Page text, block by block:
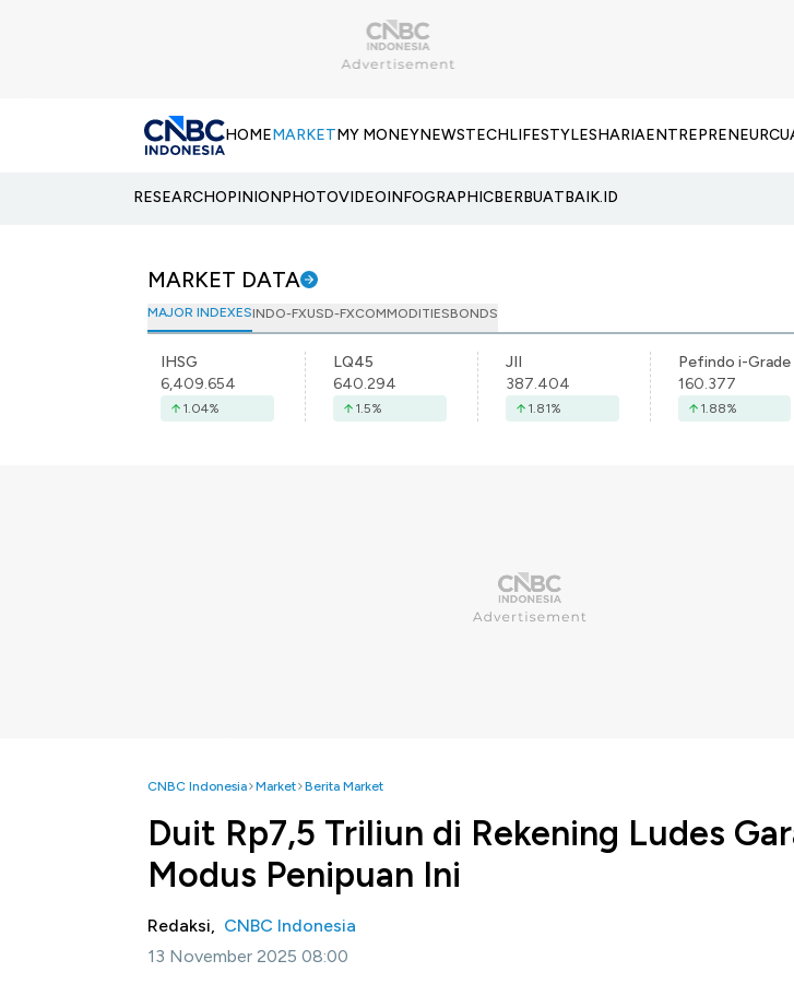
HOMEMARKETMY MONEYNEWSTECHLIFESTYLESHARIAENTREPRENEUR
RESEARCHOPINIONPHOTOVIDEOINFOGRAPHICBERBUATBAIK.ID
MARKET DATA
MAJOR INDEXESINDO-FXUSD-FXCOMMODITIESBONDS
IHSG
6,409.654
1.04%
LQ45
640.294
1.5%
JII
387.404
1.81%
Pefindo i-Grade
160.377
1.88%
CNBC Indonesia Market Berita Market
Duit Rp7,5 Triliun di Rekening Ludes
Modus Penipuan Ini
Redaksi, CNBC Indonesia
13 November 2025 08:00